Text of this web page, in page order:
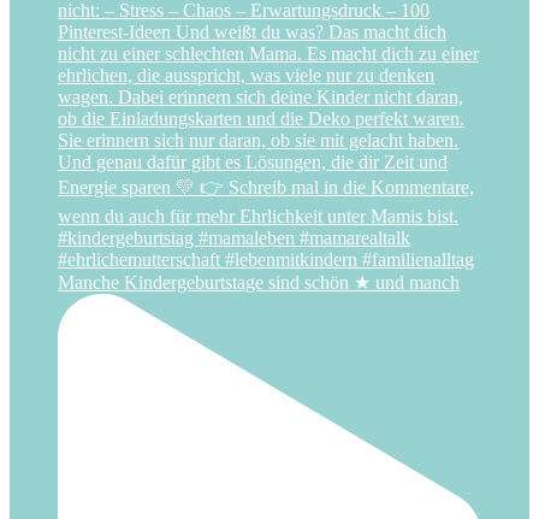
Manche Kindergeburtstage sind schön ★ und manch